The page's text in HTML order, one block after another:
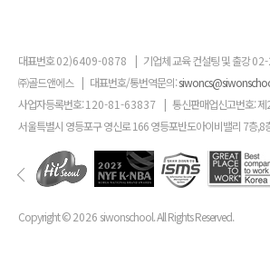
대표번호02)6409-0878 | 기업체 교육 컨설팅 및 출강
㈜골드앤에스 | 대표번호/통번역문의:
사업자등록번호:120-81-63837 | 통신판매업신고번호: 제
서울특별시 영등포구 영신로 166 영등포반도아이비밸리 7층,8
Copyright ©2026 siwonschool. All Rights Reserved.